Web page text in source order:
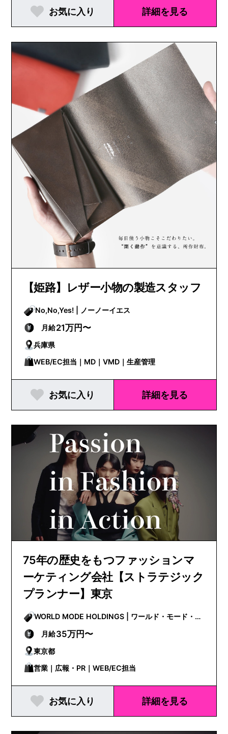
お気に入り 詳細を見る
【姫路】レザー小物の製造スタッフ
No,No,Yes! | ノーノーイエス
月給21万円〜
兵庫県
WEB/EC担当｜MD｜VMD｜生産管理
お気に入り 詳細を見る
75年の歴史をもつファッションマ
ーケティング会社【ストラテジック
プランナー】東京
WORLD MODE HOLDINGS | ワールド・モード・ホ
ールディングス
月給35万円〜
東京都
営業｜広報・PR｜WEB/EC担当
お気に入り 詳細を見る